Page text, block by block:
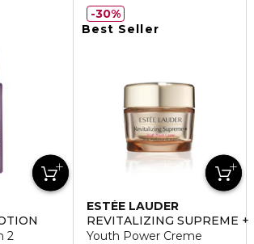
2
Best Seller
ESTÉE LAUDER
REVITALIZING SUPREME +
Youth Power Creme
30%